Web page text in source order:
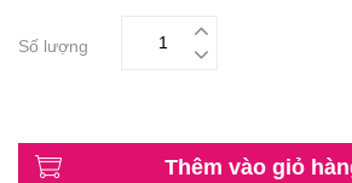
Số lượng
Thêm vào giỏ